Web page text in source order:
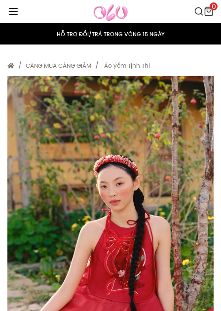
0
MIỄN PHÍ VẬN CHUYỂN CHO MỌI ĐƠN HÀNG
HỖ TRỢ ĐỔI/TRẢ TRONG VÒNG 15 NGÀY
MIỄN PHÍ VẬN CHUYỂN CHO MỌI ĐƠN HÀNG
HỖ TRỢ ĐỔI/TRẢ TRONG VÒNG 15 NGÀY
TÍCH ĐIỂM 5% CHO MỌI ĐƠN HÀNG
CÀNG MUA CÀNG GIẢM Áo yếm Tịnh Thi